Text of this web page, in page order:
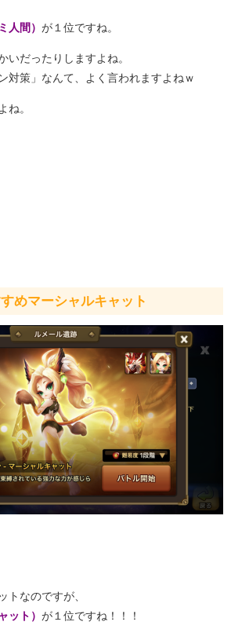
人間） が１位ですね。
いだったりしますよね。
対策」なんて、よく言われますよねｗ
ね。
めマーシャルキャット
トなのですが、
ット） が１位ですね！！！